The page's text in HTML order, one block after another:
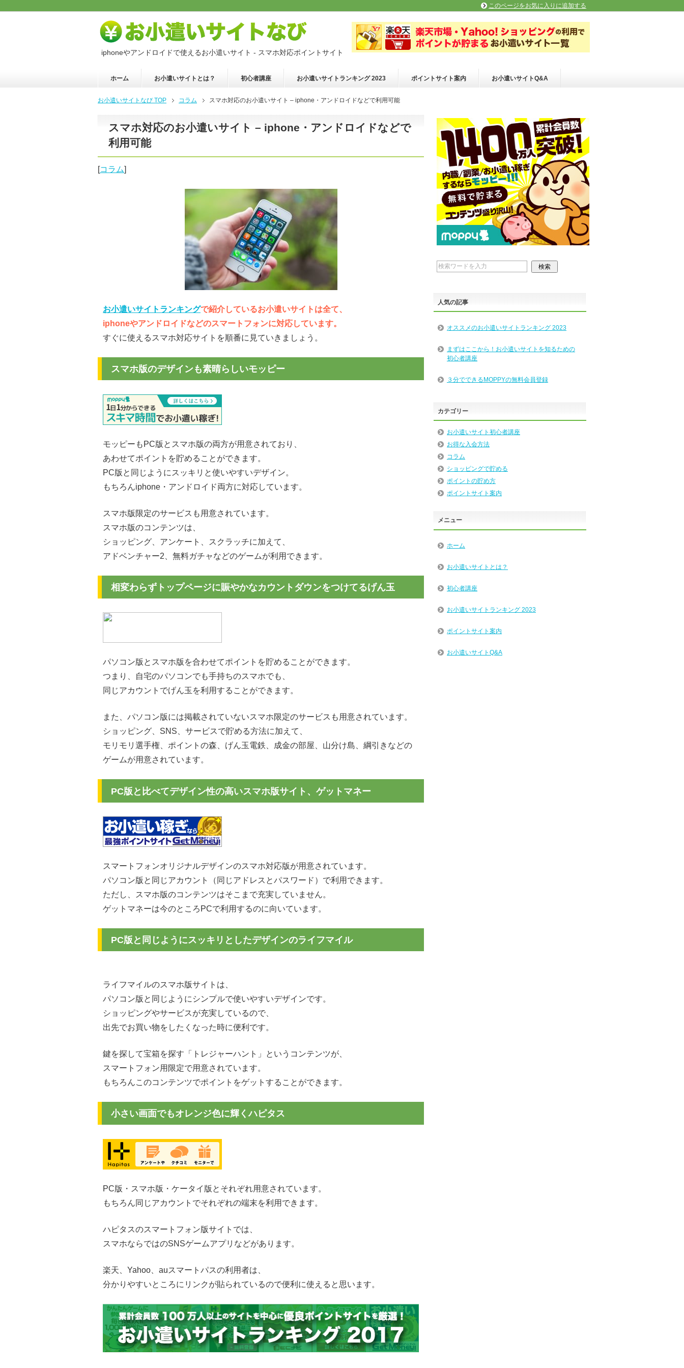
iphoneやアンドロイドで使えるお小遣いサイト - スマホ対応ポイントサイト
ホーム お小遣いサイトとは？ 初心者講座 お小遣いサイトランキング 2023 ポイントサイト案内 お小遣いサイトQ&A
お小遣いサイトなび TOP コラム スマホ対応のお小遣いサイト – iphone・アンドロイドなどで利用可能
スマホ対応のお小遣いサイト – iphone・アンドロイドなどで
利用可能
[コラム]
お小遣いサイトランキングで紹介しているお小遣いサイトは全て、
iphoneやアンドロイドなどのスマートフォンに対応しています。
すぐに使えるスマホ対応サイトを順番に見ていきましょう。
スマホ版のデザインも素晴らしいモッピー
モッピーもPC版とスマホ版の両方が用意されており、
あわせてポイントを貯めることができます。
PC版と同じようにスッキリと使いやすいデザイン。
もちろんiphone・アンドロイド両方に対応しています。
スマホ版限定のサービスも用意されています。
スマホ版のコンテンツは、
ショッピング、アンケート、スクラッチに加えて、
アドベンチャー2、無料ガチャなどのゲームが利用できます。
相変わらずトップページに賑やかなカウントダウンをつけてるげん玉
パソコン版とスマホ版を合わせてポイントを貯めることができます。
つまり、自宅のパソコンでも手持ちのスマホでも、
同じアカウントでげん玉を利用することができます。
また、パソコン版には掲載されていないスマホ限定のサービスも用意されています。
ショッピング、SNS、サービスで貯める方法に加えて、
モリモリ選手権、ポイントの森、げん玉電鉄、成金の部屋、山分け島、綱引きなどの
ゲームが用意されています。
PC版と比べてデザイン性の高いスマホ版サイト、ゲットマネー
スマートフォンオリジナルデザインのスマホ対応版が用意されています。
パソコン版と同じアカウント（同じアドレスとパスワード）で利用できます。
ただし、スマホ版のコンテンツはそこまで充実していません。
ゲットマネーは今のところPCで利用するのに向いています。
PC版と同じようにスッキリとしたデザインのライフマイル
ライフマイルのスマホ版サイトは、
パソコン版と同じようにシンプルで使いやすいデザインです。
ショッピングやサービスが充実しているので、
出先でお買い物をしたくなった時に便利です。
鍵を探して宝箱を探す「トレジャーハント」というコンテンツが、
スマートフォン用限定で用意されています。
もちろんこのコンテンツでポイントをゲットすることができます。
小さい画面でもオレンジ色に輝くハピタス
PC版・スマホ版・ケータイ版とそれぞれ用意されています。
もちろん同じアカウントでそれぞれの端末を利用できます。
ハピタスのスマートフォン版サイトでは、
スマホならではのSNSゲームアプリなどがあります。
楽天、Yahoo、auスマートパスの利用者は、
分かりやすいところにリンクが貼られているので便利に使えると思います。
人気の記事
オススメのお小遣いサイトランキング 2023
まずはここから！お小遣いサイトを知るための
初心者講座
３分でできるMOPPYの無料会員登録
カテゴリー
お小遣いサイト初心者講座
お得な入会方法
コラム
ショッピングで貯める
ポイントの貯め方
ポイントサイト案内
メニュー
ホーム
お小遣いサイトとは？
初心者講座
お小遣いサイトランキング 2023
ポイントサイト案内
お小遣いサイトQ&A
このページをお気に入りに追加する